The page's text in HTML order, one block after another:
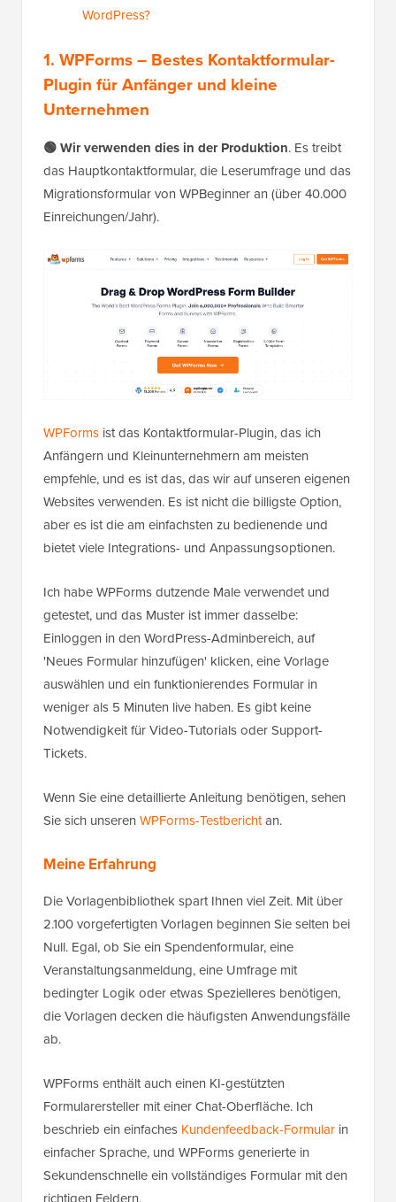
WordPress?
1. WPForms – Bestes Kontaktformular-
Plugin für Anfänger und kleine
Unternehmen
🟢 Wir verwenden dies in der Produktion. Es treibt
das Hauptkontaktformular, die Leserumfrage und das
Migrationsformular von WPBeginner an (über 40.000
Einreichungen/Jahr).
WPForms ist das Kontaktformular-Plugin, das ich
Anfängern und Kleinunternehmern am meisten
empfehle, und es ist das, das wir auf unseren eigenen
Websites verwenden. Es ist nicht die billigste Option,
aber es ist die am einfachsten zu bedienende und
bietet viele Integrations- und Anpassungsoptionen.
Ich habe WPForms dutzende Male verwendet und
getestet, und das Muster ist immer dasselbe:
Einloggen in den WordPress-Adminbereich, auf
'Neues Formular hinzufügen' klicken, eine Vorlage
auswählen und ein funktionierendes Formular in
weniger als 5 Minuten live haben. Es gibt keine
Notwendigkeit für Video-Tutorials oder Support-
Tickets.
Wenn Sie eine detaillierte Anleitung benötigen, sehen
Sie sich unseren WPForms-Testberichtan.
Meine Erfahrung
Die Vorlagenbibliothek spart Ihnen viel Zeit. Mit über
2.100 vorgefertigten Vorlagen beginnen Sie selten bei
Null. Egal, ob Sie ein Spendenformular, eine
Veranstaltungsanmeldung, eine Umfrage mit
bedingter Logik oder etwas Spezielleres benötigen,
die Vorlagen decken die häufigsten Anwendungsfälle
ab.
WPForms enthält auch einen KI-gestützten
Formularersteller mit einer Chat-Oberfläche. Ich
beschrieb ein einfaches Kundenfeedback-Formular in
einfacher Sprache, und WPForms generierte in
Sekundenschnelle ein vollständiges Formular mit den